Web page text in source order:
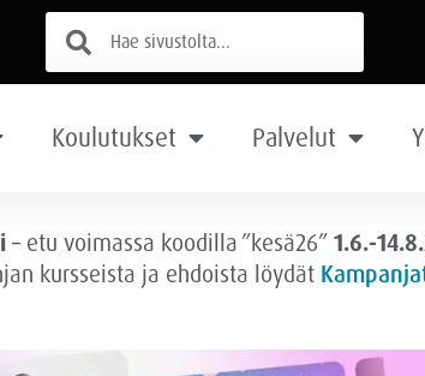
Koulutukset Palvelut
– etu voimassa koodilla ”kesä26” 1.6.-
kursseista ja ehdoista löydät